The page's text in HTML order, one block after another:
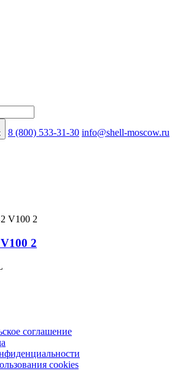
8 (800) 533-31-30 info@shell-moscow.ru
V100 2
2
соглашение
cookies